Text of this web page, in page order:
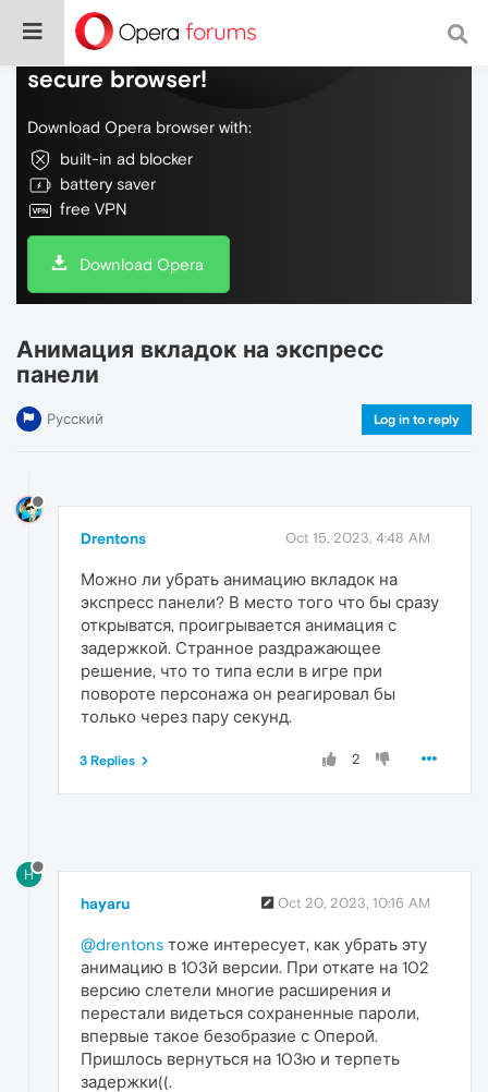
Do more on the web, with a fast and
secure browser!
Download Opera browser with:
built-in ad blocker
battery saver
free VPN
Download Opera
Анимация вкладок на экспресс
панели
Русский Log in to reply
Drentons Oct 15, 2023, 4:48 AM
Можно ли убрать анимацию вкладок на
экспресс панели? В место того что бы сразу
открыватся, проигрывается анимация с
задержкой. Странное раздражающее
решение, что то типа если в игре при
повороте персонажа он реагировал бы
только через пару секунд.
2
3 Replies
H
hayaru Oct 20, 2023, 10:16 AM
@drentons тоже интересует, как убрать эту
анимацию в 103й версии. При откате на 102
версию слетели многие расширения и
перестали видеться сохраненные пароли,
впервые такое безобразие с Оперой.
Пришлось вернуться на 103ю и терпеть
задержки((.